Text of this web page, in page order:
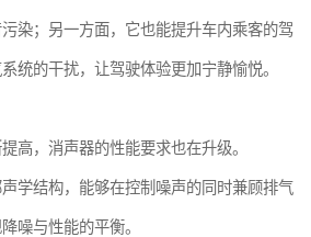
染；另一方面，它也能提升车内乘客的驾
统的干扰，让驾驶体验更加宁静愉悦。
高，消声器的性能要求也在升级。
学结构，能够在控制噪声的同时兼顾排气
噪与性能的平衡。